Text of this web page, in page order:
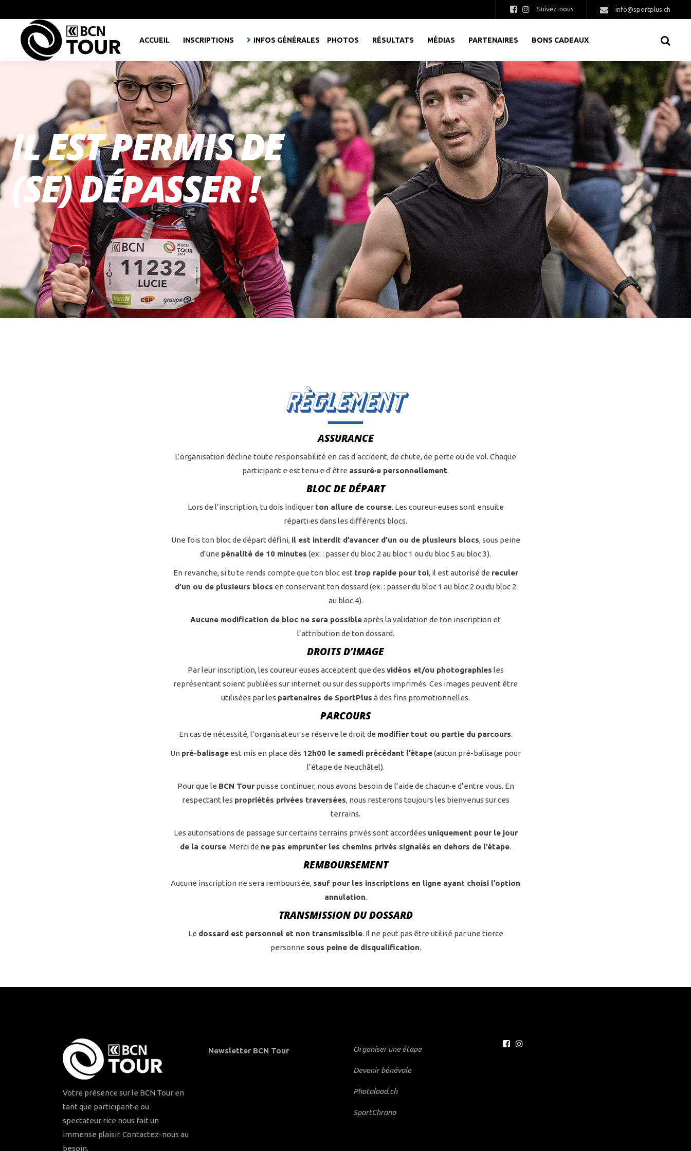
Suivez-nous info@sportplus.ch
ACCUEIL INSCRIPTIONS INFOS GÉNÉRALES PHOTOS RÉSULTATS MÉDIAS PARTENAIRES BONS CADEAUX
IL EST PERMIS DE
(SE) DÉPASSER !
RÈGLEMENT
ASSURANCE
L’organisation décline toute responsabilité en cas d’accident, de chute, de perte ou de vol. Chaque
participant·e est tenu·e d’être assuré·e personnellement.
BLOC DE DÉPART
Lors de l’inscription, tu dois indiquer ton allure de course. Les coureur·euses sont ensuite
réparti·es dans les différents blocs.
Une fois ton bloc de départ défini, il est interdit d’avancer d’un ou de plusieurs blocs, sous peine
d’une pénalité de 10 minutes (ex. : passer du bloc 2 au bloc 1 ou du bloc 5 au bloc 3).
En revanche, si tu te rends compte que ton bloc est trop rapide pour toi, il est autorisé de reculer
d’un ou de plusieurs blocs en conservant ton dossard (ex. : passer du bloc 1 au bloc 2 ou du bloc 2
au bloc 4).
Aucune modification de bloc ne sera possibleaprès la validation de ton inscription et
l’attribution de ton dossard.
DROITS D’IMAGE
Par leur inscription, les coureur·euses acceptent que des vidéos et/ou photographies les
représentant soient publiées sur internet ou sur des supports imprimés. Ces images peuvent être
utilisées par les partenaires de SportPlus à des fins promotionnelles.
PARCOURS
En cas de nécessité, l’organisateur se réserve le droit de modifier tout ou partie du parcours.
Un pré-balisage est mis en place dès 12h00 le samedi précédant l’étape(aucun pré-balisage pour
l’étape de Neuchâtel).
Pour que le BCN Tourpuisse continuer, nous avons besoin de l’aide de chacun·e d’entre vous. En
respectant les propriétés privées traversées, nous resterons toujours les bienvenus sur ces
terrains.
Les autorisations de passage sur certains terrains privés sont accordées uniquement pour le jour
de la course. Merci de ne pas emprunter les chemins privés signalés en dehors de l’étape.
REMBOURSEMENT
Aucune inscription ne sera remboursée, sauf pour les inscriptions en ligne ayant choisi l’option
annulation.
TRANSMISSION DU DOSSARD
Le dossard est personnel et non transmissible. Il ne peut pas être utilisé par une tierce
personne sous peine de disqualification.
Votre présence sur le BCN Tour en
tant que participant·e ou
spectateur·rice nous fait un
immense plaisir. Contactez-nous au
besoin.
Newsletter BCN Tour Organiser une étape
Devenir bénévole
Photoload.ch
SportChrono